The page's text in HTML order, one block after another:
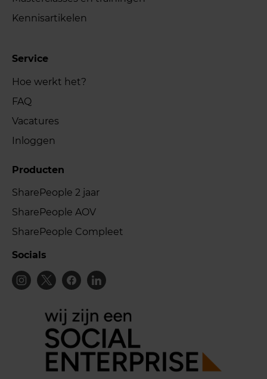
Kennisartikelen
Service
Hoe werkt het?
FAQ
Vacatures
Inloggen
Producten
SharePeople 2 jaar
SharePeople AOV
SharePeople Compleet
Socials